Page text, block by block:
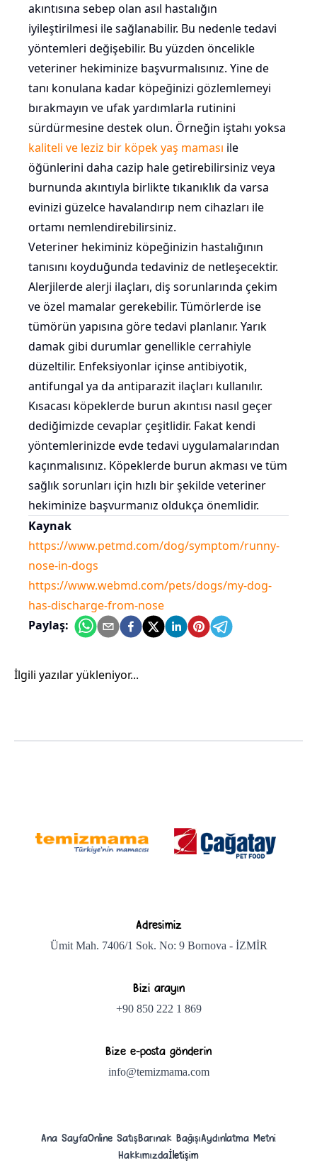
akıntısına sebep olan asıl hastalığın
iyileştirilmesi ile sağlanabilir. Bu nedenle tedavi
yöntemleri değişebilir. Bu yüzden öncelikle
veteriner hekiminize başvurmalısınız. Yine de
tanı konulana kadar köpeğinizi gözlemlemeyi
bırakmayın ve ufak yardımlarla rutinini
sürdürmesine destek olun. Örneğin iştahı yoksa
kaliteli ve leziz bir köpek yaş maması ile
öğünlerini daha cazip hale getirebilirsiniz veya
burnunda akıntıyla birlikte tıkanıklık da varsa
evinizi güzelce havalandırıp nem cihazları ile
ortamı nemlendirebilirsiniz.
Veteriner hekiminiz köpeğinizin hastalığının
tanısını koyduğunda tedaviniz de netleşecektir.
Alerjilerde alerji ilaçları, diş sorunlarında çekim
ve özel mamalar gerekebilir. Tümörlerde ise
tümörün yapısına göre tedavi planlanır. Yarık
damak gibi durumlar genellikle cerrahiyle
düzeltilir. Enfeksiyonlar içinse antibiyotik,
antifungal ya da antiparazit ilaçları kullanılır.
Kısacası köpeklerde burun akıntısı nasıl geçer
dediğimizde cevaplar çeşitlidir. Fakat kendi
yöntemlerinizde evde tedavi uygulamalarından
kaçınmalısınız. Köpeklerde burun akması ve tüm
sağlık sorunları için hızlı bir şekilde veteriner
hekiminize başvurmanız oldukça önemlidir.
Kaynak
https://www.petmd.com/dog/symptom/runny-
nose-in-dogs
https://www.webmd.com/pets/dogs/my-dog-
has-discharge-from-nose
Paylaş:
İlgili yazılar yükleniyor...
Adresimiz
Ümit Mah. 7406/1 Sok. No: 9 Bornova - İZMİR
Bizi arayın
+90 850 222 1 869
Bize e-posta gönderin
info@temizmama.com
Ana SayfaOnline SatışBarınak BağışıAydınlatma Metni
Hakkımızdaİletişim